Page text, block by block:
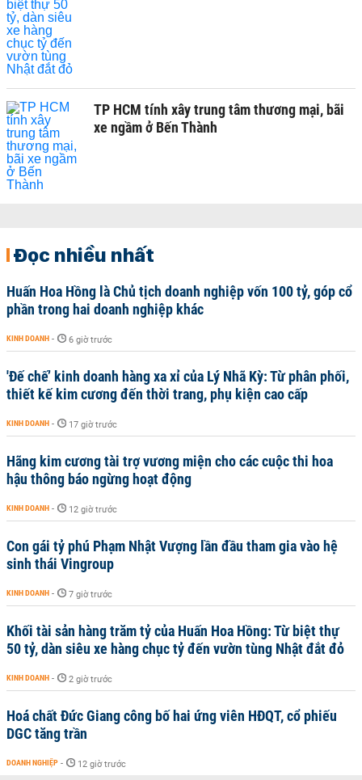
TP HCM tính xây trung tâm thương mại, bãi
xe ngầm ở Bến Thành
Đọc nhiều nhất
Huấn Hoa Hồng là Chủ tịch doanh nghiệp vốn 100 tỷ, góp cổ
phần trong hai doanh nghiệp khác
KINH DOANH - 6 giờ trước
'Đế chế’ kinh doanh hàng xa xỉ của Lý Nhã Kỳ: Từ phân phối,
thiết kế kim cương đến thời trang, phụ kiện cao cấp
KINH DOANH - 17 giờ trước
Hãng kim cương tài trợ vương miện cho các cuộc thi hoa
hậu thông báo ngừng hoạt động
KINH DOANH - 12 giờ trước
Con gái tỷ phú Phạm Nhật Vượng lần đầu tham gia vào hệ
sinh thái Vingroup
KINH DOANH - 7 giờ trước
Khối tài sản hàng trăm tỷ của Huấn Hoa Hồng: Từ biệt thự
50 tỷ, dàn siêu xe hàng chục tỷ đến vườn tùng Nhật đắt đỏ
KINH DOANH - 2 giờ trước
Hoá chất Đức Giang công bố hai ứng viên HĐQT, cổ phiếu
DGC tăng trần
DOANH NGHIỆP - 12 giờ trước